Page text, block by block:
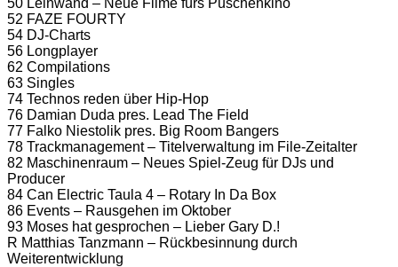
52 FAZE FOURTY
54 DJ-Charts
56 Longplayer
62 Compilations
63 Singles
74 Technos reden über Hip-Hop
76 Damian Duda pres. Lead The Field
77 Falko Niestolik pres. Big Room Bangers
78 Trackmanagement – Titelverwaltung im File-Zeitalter
82 Maschinenraum – Neues Spiel-Zeug für DJs und
Producer
84 Can Electric Taula 4 – Rotary In Da Box
86 Events – Rausgehen im Oktober
93 Moses hat gesprochen – Lieber Gary D.!
R Matthias Tanzmann – Rückbesinnung durch
Weiterentwicklung